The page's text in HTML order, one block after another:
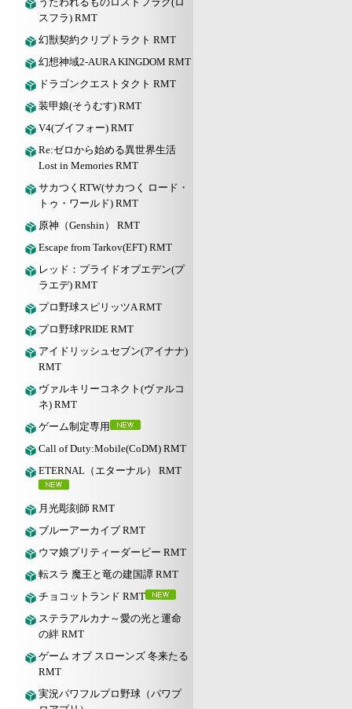
スフラ) RMT
幻獣契約クリプトラクト RMT
幻想神域2-AURA KINGDOM RMT
ドラゴンクエストタクト RMT
装甲娘(そうむす) RMT
V4(ブイフォー) RMT
Re:ゼロから始める異世界生活
Lost in Memories RMT
サカつくRTW(サカつく ロード・
トゥ・ワールド) RMT
原神（Genshin） RMT
Escape from Tarkov(EFT) RMT
レッド：プライドオブエデン(プ
ラエデ) RMT
プロ野球スピリッツA RMT
プロ野球PRIDE RMT
アイドリッシュセブン(アイナナ)
RMT
ヴァルキリーコネクト(ヴァルコ
ネ) RMT
ゲーム制定専用
Call of Duty:Mobile(CoDM) RMT
ETERNAL（エターナル） RMT
月光彫刻師 RMT
ブルーアーカイブ RMT
ウマ娘プリティーダービー RMT
転スラ 魔王と竜の建国譚 RMT
チョコットランド RMT
ステラアルカナ～愛の光と運命
の絆 RMT
ゲーム オブ スローンズ 冬来たる
RMT
実況パワフルプロ野球（パワプ